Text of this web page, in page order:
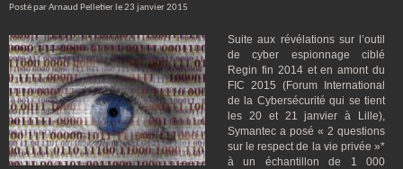
Posté par Arnaud Pelletier le 23 janvier 2015
Suite aux révélations sur l’outil
de cyber espionnage ciblé
Regin fin 2014 et en amont du
FIC 2015 (Forum International
de la Cybersécurité qui se tient
les 20 et 21 janvier à Lille),
Symantec a posé « 2 questions
sur le respect de la vie privée »*
à un échantillon de 1 000